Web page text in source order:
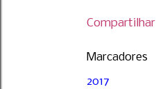
Compartilhar
Marcadores
2017